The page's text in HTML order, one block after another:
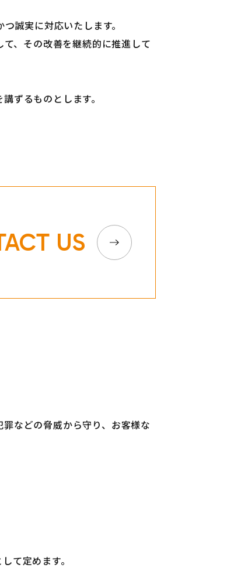
誠実に対応いたします。
、その改善を継続的に推進して
ずるものとします。
US
などの脅威から守り、お客様な
て定めます。